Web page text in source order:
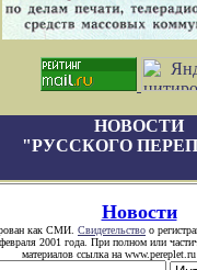
НОВОСТИ
"РУССКОГО
Новости
как СМИ. Свидетельство о
2001 года. При полном или
материалов ссылка на www.pereplet.ru